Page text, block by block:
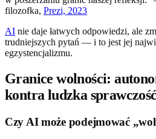
filozofka, Prezi, 2023
AI nie daje łatwych odpowiedzi, ale
trudniejszych pytań — i to jest jej
egzystencjalizmu.
Granice wolności:
kontra ludzka sprawczość
Czy AI może podejmować